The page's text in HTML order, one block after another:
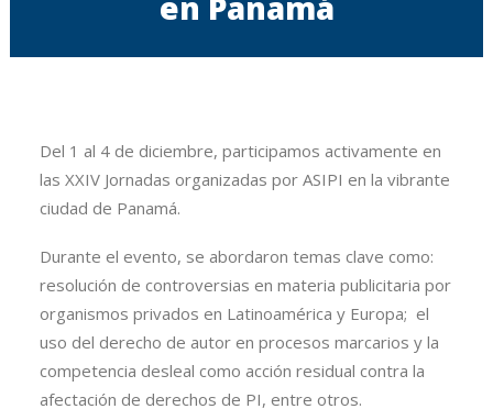
Del 1 al 4 de diciembre, participamos activamente en
las XXIV Jornadas organizadas por ASIPI en la vibrante
ciudad de Panamá.
Durante el evento, se abordaron temas clave como:
resolución de controversias en materia publicitaria por
organismos privados en Latinoamérica y Europa; el
uso del derecho de autor en procesos marcarios y la
competencia desleal como acción residual contra la
afectación de derechos de PI, entre otros.